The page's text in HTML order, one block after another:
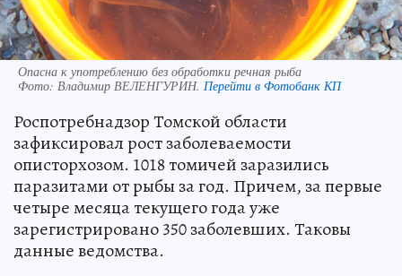
Опасна к употреблению без обработки речная рыба
Фото: Владимир ВЕЛЕНГУРИН. Перейти в Фотобанк КП
Роспотребнадзор Томской области
зафиксировал рост заболеваемости
описторхозом. 1018 томичей заразились
паразитами от рыбы за год. Причем, за первые
четыре месяца текущего года уже
зарегистрировано 350 заболевших. Таковы
данные ведомства.